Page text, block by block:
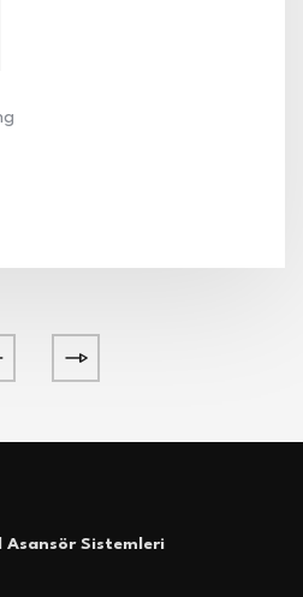
Asansör Sistemleri